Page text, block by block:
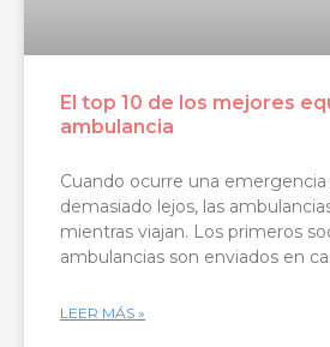
El top 10 de los mejores
ambulancia
Cuando ocurre una
demasiado lejos, las
mientras viajan. Los primeros
ambulancias son enviados en
LEER MÁS »